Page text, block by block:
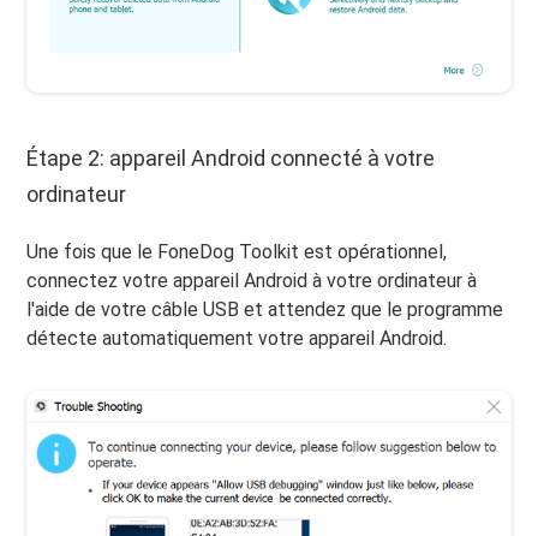
Étape 2: appareil Android connecté à votre
ordinateur
Une fois que le FoneDog Toolkit est opérationnel,
connectez votre appareil Android à votre ordinateur à
l'aide de votre câble USB et attendez que le programme
détecte automatiquement votre appareil Android.